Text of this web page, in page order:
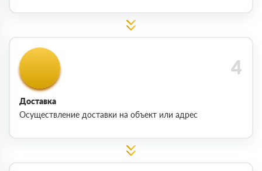
Доставка
Осуществление доставки на объект или адрес